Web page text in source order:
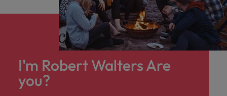
I'm Robert Walters Are
you?